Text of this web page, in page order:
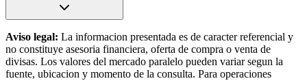
Aviso legal: La informacion presentada es de caracter referencial y
no constituye asesoria financiera, oferta de compra o venta de
divisas. Los valores del mercado paralelo pueden variar segun la
fuente, ubicacion y momento de la consulta. Para operaciones